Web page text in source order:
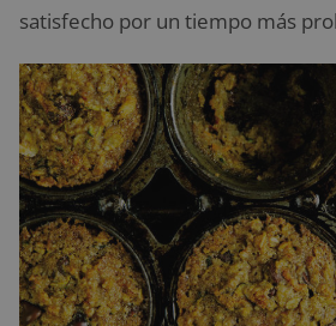
satisfecho por un tiempo más